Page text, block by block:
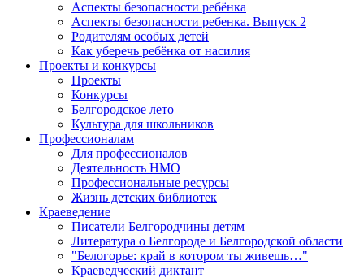
Аспекты безопасности ребёнка
Аспекты безопасности ребенка. Выпуск 2
Родителям особых детей
Как уберечь ребёнка от насилия
Проекты и конкурсы
Проекты
Конкурсы
Белгородское лето
Культура для школьников
Профессионалам
Для профессионалов
Деятельность НМО
Профессиональные ресурсы
Жизнь детских библиотек
Краеведение
Писатели Белгородчины детям
Литература о Белгороде и Белгородской области
"Белогорье: край в котором ты живешь…"
Краеведческий диктант